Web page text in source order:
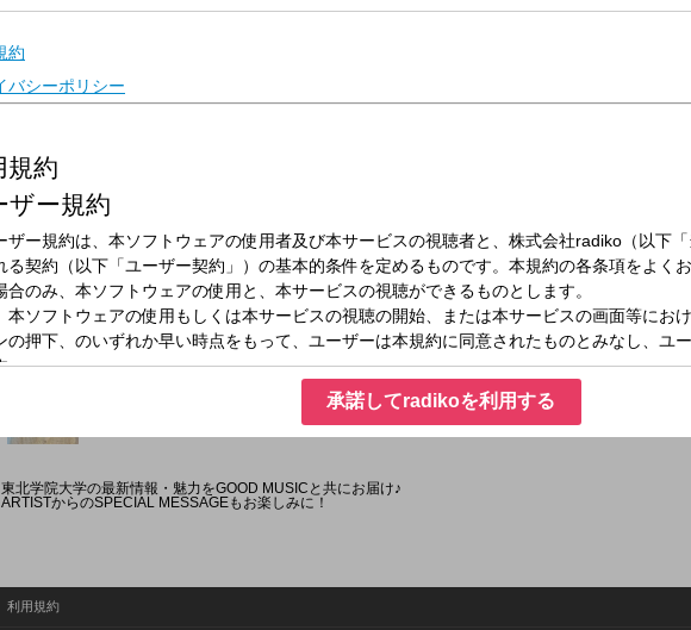
放送局
放送時間
2025年7月23日（水）12:30～12:55
番組名
RADIO COLLEGE
東北学院大学の最新情報・魅力をGOOD MUSICと共にお届け♪
ARTISTからのSPECIAL MESSAGEもお楽しみに！
利用規約
承諾してradikoを利用する